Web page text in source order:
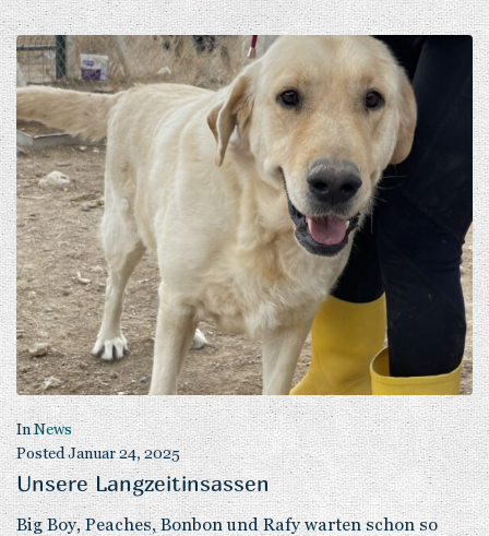
InNews
PostedJanuar 24, 2025
Unsere Langzeitinsassen
Big Boy, Peaches, Bonbon und Rafy warten schon so